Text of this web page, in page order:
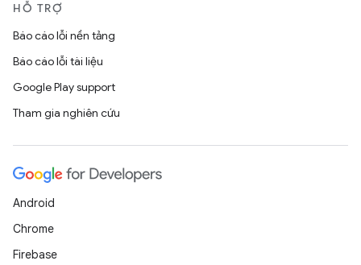
HỖ TRỢ
Báo cáo lỗi nền tảng
Báo cáo lỗi tài liệu
Google Play support
Tham gia nghiên cứu
Android
Chrome
Firebase